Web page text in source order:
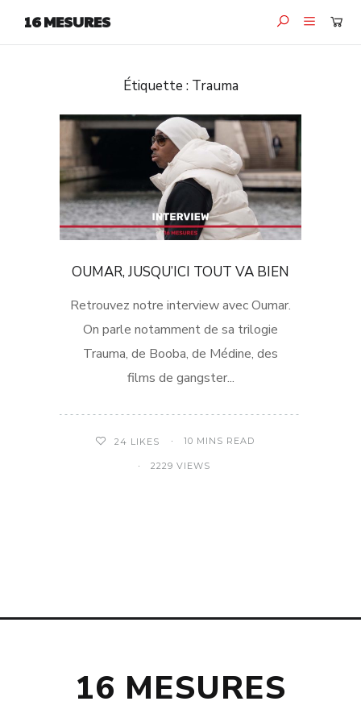
16 MESURES
Étiquette : Trauma
OUMAR, JUSQU’ICI TOUT VA BIEN
Retrouvez notre interview avec Oumar.
On parle notamment de sa trilogie
Trauma, de Booba, de Médine, des
films de gangster...
24 LIKES 10 MINS READ
2229 VIEWS
16 MESURES